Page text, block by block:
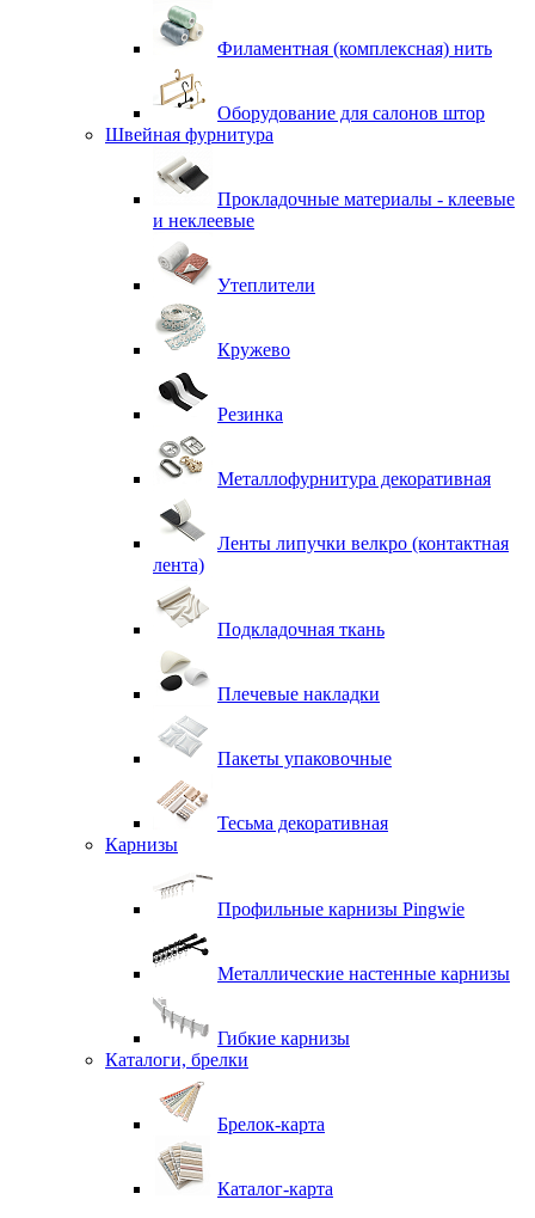
Филаментная (комплексная) нить
Оборудование для салонов штор
Швейная фурнитура
Прокладочные материалы - клеевые
и неклеевые
Утеплители
Кружево
Резинка
Металлофурнитура декоративная
Ленты липучки велкро (контактная
лента)
Подкладочная ткань
Плечевые накладки
Пакеты упаковочные
Тесьма декоративная
Карнизы
Профильные карнизы Pingwie
Металлические настенные карнизы
Гибкие карнизы
Каталоги, брелки
Брелок-карта
Каталог-карта